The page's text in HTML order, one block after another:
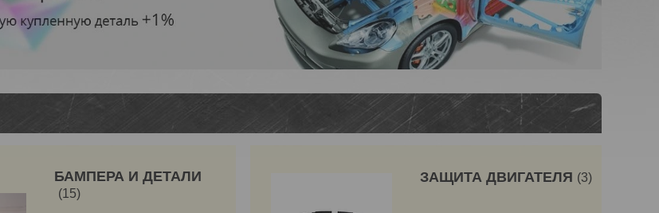
БАМПЕРА И ДЕТАЛИ
15
ЗАЩИТА ДВИГАТЕЛЯ 3